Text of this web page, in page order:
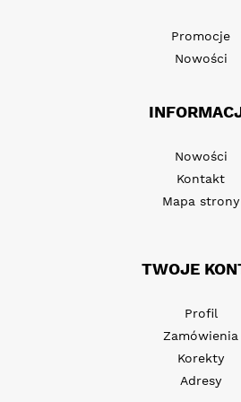
Promocje
Nowości
Nowości
Kontakt
Mapa strony
TWOJE
Profil
Zamówienia
Korekty
Adresy